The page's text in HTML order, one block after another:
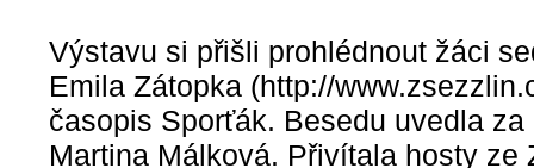
Výstavu si přišli prohlédnout žáci
Emila Zátopka (http://
časopis Sporťák. Besedu uvedla
Martina Málková. Přivítala hosty ze